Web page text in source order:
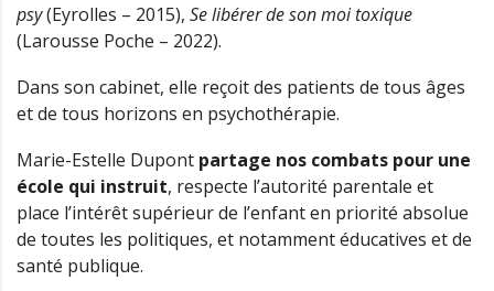
psy(Eyrolles – 2015), Se libérer de son moi toxique
(Larousse Poche – 2022).
Dans son cabinet, elle reçoit des patients de tous âges
et de tous horizons en psychothérapie.
Marie-Estelle Dupont partage nos combats pour une
école qui instruit, respecte l’autorité parentale et
place l’intérêt supérieur de l’enfant en priorité absolue
de toutes les politiques, et notamment éducatives et de
santé publique.